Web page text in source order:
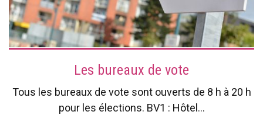
Les bureaux de vote
Tous les bureaux de vote sont ouverts de 8 h à 20 h
pour les élections. BV1 : Hôtel...